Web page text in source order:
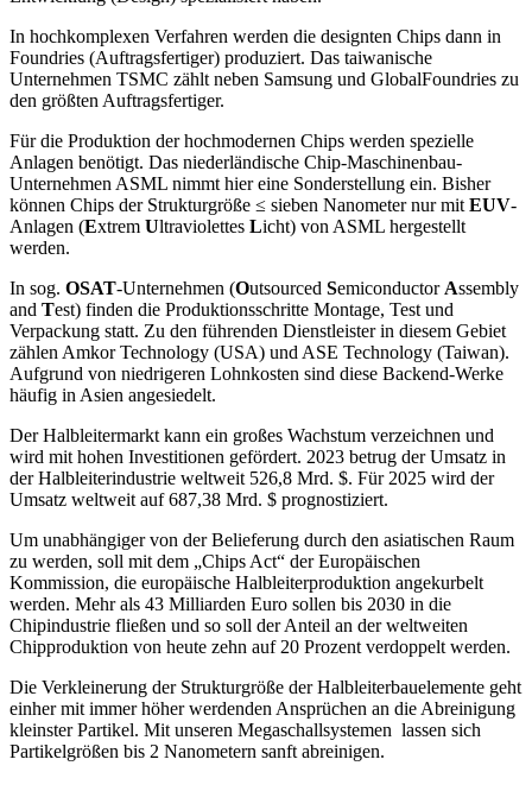
In hochkomplexen Verfahren werden die designten Chips dann in
Foundries (Auftragsfertiger) produziert. Das taiwanische
Unternehmen TSMC zählt neben Samsung und GlobalFoundries zu
den größten Auftragsfertiger.
Für die Produktion der hochmodernen Chips werden spezielle
Anlagen benötigt. Das niederländische Chip-Maschinenbau-
Unternehmen ASML nimmt hier eine Sonderstellung ein. Bisher
können Chips der Strukturgröße ≤ sieben Nanometer nur mit EUV-
Anlagen (Extrem Ultraviolettes Licht) von ASML hergestellt
werden.
In sog. OSAT-Unternehmen (Outsourced Semiconductor Assembly
and Test) finden die Produktionsschritte Montage, Test und
Verpackung statt. Zu den führenden Dienstleister in diesem Gebiet
zählen Amkor Technology (USA) und ASE Technology (Taiwan).
Aufgrund von niedrigeren Lohnkosten sind diese Backend-Werke
häufig in Asien angesiedelt.
Der Halbleitermarkt kann ein großes Wachstum verzeichnen und
wird mit hohen Investitionen gefördert. 2023 betrug der Umsatz in
der Halbleiterindustrie weltweit 526,8 Mrd. $. Für 2025 wird der
Umsatz weltweit auf 687,38 Mrd. $ prognostiziert.
Um unabhängiger von der Belieferung durch den asiatischen Raum
zu werden, soll mit dem „Chips Act“ der Europäischen
Kommission, die europäische Halbleiterproduktion angekurbelt
werden. Mehr als 43 Milliarden Euro sollen bis 2030 in die
Chipindustrie fließen und so soll der Anteil an der weltweiten
Chipproduktion von heute zehn auf 20 Prozent verdoppelt werden.
Die Verkleinerung der Strukturgröße der Halbleiterbauelemente geht
einher mit immer höher werdenden Ansprüchen an die Abreinigung
kleinster Partikel. Mit unseren Megaschallsystemen lassen sich
Partikelgrößen bis 2 Nanometern sanft abreinigen.